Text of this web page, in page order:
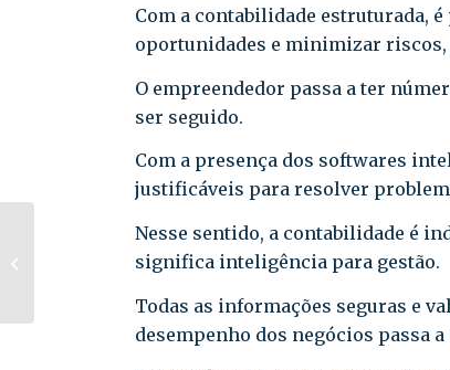
Com a contabilidade estruturada,
oportunidades e minimizar
O empreendedor passa a ter
ser seguido.
Com a presença dos softwares
justificáveis para resolver
Nesse sentido, a contabilidade é
significa inteligência para gestão.
Todas as informações seguras e
desempenho dos negócios passa
Médias Empresas: 4
desorganizada